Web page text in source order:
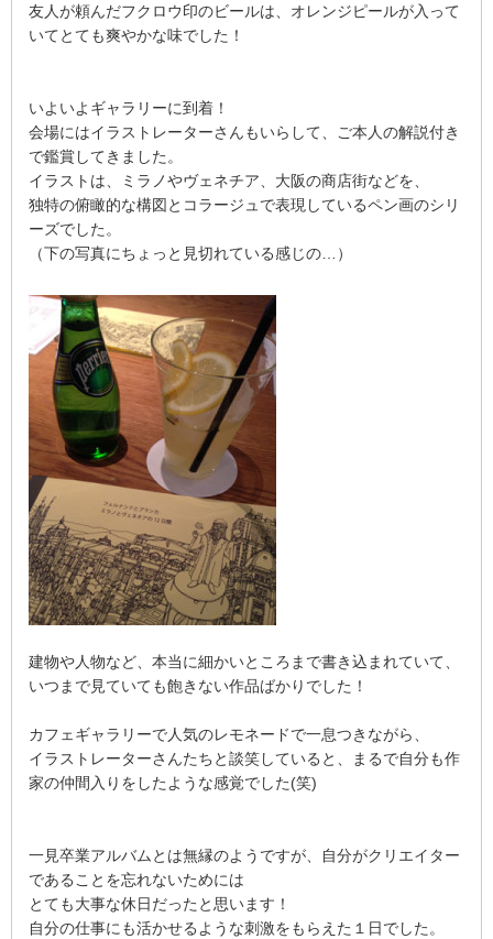
友人が頼んだフクロウ印のビールは、オレンジピールが入って
いてとても爽やかな味でした！
いよいよギャラリーに到着！
会場にはイラストレーターさんもいらして、ご本人の解説付き
で鑑賞してきました。
イラストは、ミラノやヴェネチア、大阪の商店街などを、
独特の俯瞰的な構図とコラージュで表現しているペン画のシリ
ーズでした。
（下の写真にちょっと見切れている感じの…）
建物や人物など、本当に細かいところまで書き込まれていて、
いつまで見ていても飽きない作品ばかりでした！
カフェギャラリーで人気のレモネードで一息つきながら、
イラストレーターさんたちと談笑していると、まるで自分も作
家の仲間入りをしたような感覚でした(笑)
一見卒業アルバムとは無縁のようですが、自分がクリエイター
であることを忘れないためには
とても大事な休日だったと思います！
自分の仕事にも活かせるような刺激をもらえた１日でした。